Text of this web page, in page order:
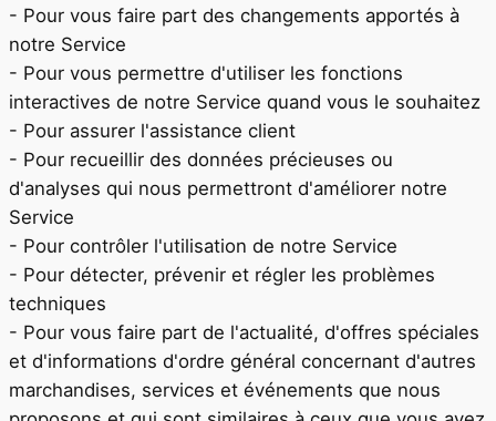
- Pour vous faire part des changements apportés à
notre Service
- Pour vous permettre d'utiliser les fonctions
interactives de notre Service quand vous le souhaitez
- Pour assurer l'assistance client
- Pour recueillir des données précieuses ou
d'analyses qui nous permettront d'améliorer notre
Service
- Pour contrôler l'utilisation de notre Service
- Pour détecter, prévenir et régler les problèmes
techniques
- Pour vous faire part de l'actualité, d'offres spéciales
et d'informations d'ordre général concernant d'autres
marchandises, services et événements que nous